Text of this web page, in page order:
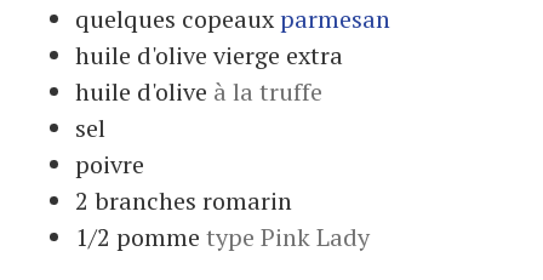
quelques copeauxparmesan
huile d'olive vierge extra
huile d'olive à la truffe
sel
poivre
2 branches romarin
1/2 pomme type Pink Lady